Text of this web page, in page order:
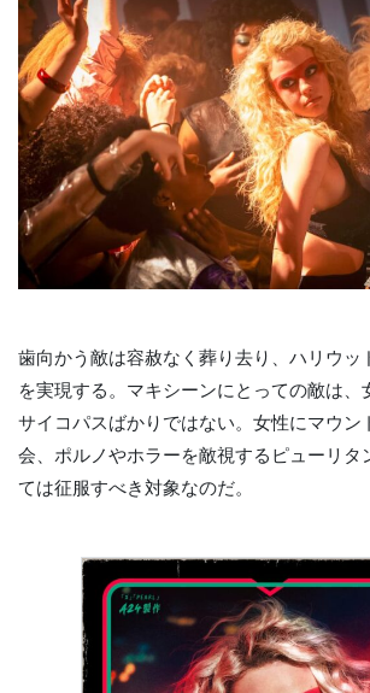
歯向かう敵は容赦なく葬り去り、ハリウッ
を実現する。マキシーンにとっての敵は、
サイコパスばかりではない。女性にマウン
会、ポルノやホラーを敵視するピューリタ
ては征服すべき対象なのだ。